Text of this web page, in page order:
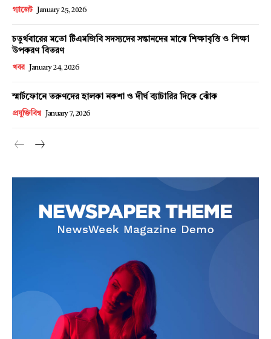
Company
About
Subscription Plans
গ্যাজেট January 25, 2026
চতুর্থবারের মতো টিএমজিবি সদস্যদের সন্তানদের মাঝে শিক্ষাবৃত্তি ও শিক্ষা
উপকরণ বিতরণ
খবর January 24, 2026
স্মার্টফোনে তরুণদের হালকা নকশা ও দীর্ঘ ব্যাটারির দিকে ঝোঁক
প্রযুক্তিবিশ্ব January 7, 2026